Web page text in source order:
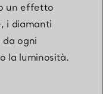
un effetto
i diamanti
ogni
la luminosità.